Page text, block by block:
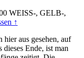
WEISS-, GELB-,
↑
hier aus gesehen, auf
Ende, ist man